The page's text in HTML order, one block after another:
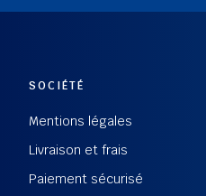
SOCIÉTÉ
Mentions légales
Livraison et frais
Paiement sécurisé